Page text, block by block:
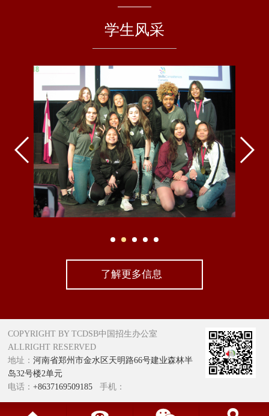
学生风采
了解更多信息
COPYRIGHT BY TCDSB中国招生办公室
ALLRIGHT RESERVED
地址：河南省郑州市金水区天明路66号建业森林半
岛32号楼2单元
电话：+8637169509185 手机：